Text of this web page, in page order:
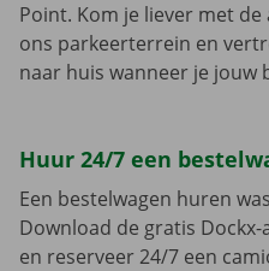
Point. Kom je liever met
ons parkeerterrein en
naar huis wanneer je jouw
Huur 24/7 een
Een bestelwagen huren
Download de gratis
en reserveer 24/7 een